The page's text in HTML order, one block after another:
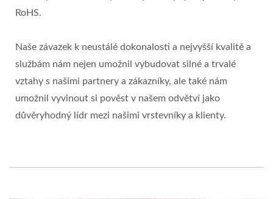
RoHS.
Naše závazek k neustálé dokonalosti a nejvyšší kvalitě a
službám nám nejen umožnil vybudovat silné a trvalé
vztahy s našimi partnery a zákazníky, ale také nám
umožnil vyvinout si pověst v našem odvětví jako
důvěryhodný lídr mezi našimi vrstevníky a klienty.